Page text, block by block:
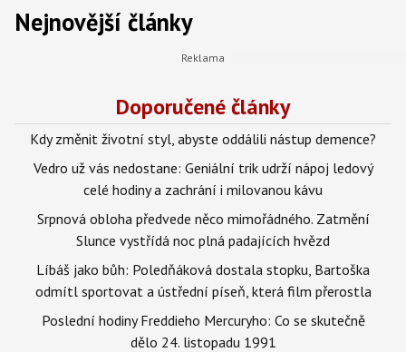
Nejnovější články
Doporučené články
Kdy změnit životní styl, abyste oddálili nástup demence?
Vedro už vás nedostane: Geniální trik udrží nápoj ledový
celé hodiny a zachrání i milovanou kávu
Srpnová obloha předvede něco mimořádného. Zatmění
Slunce vystřídá noc plná padajících hvězd
Líbáš jako bůh: Poledňáková dostala stopku, Bartoška
odmítl sportovat a ústřední píseň, která film přerostla
Poslední hodiny Freddieho Mercuryho: Co se skutečně
dělo 24. listopadu 1991